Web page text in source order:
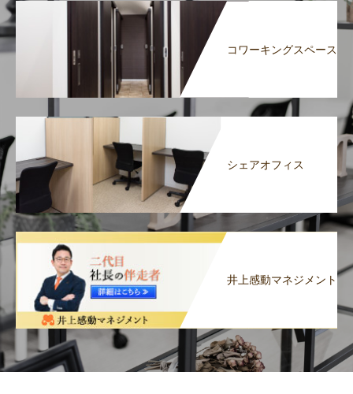
コワーキングスペース
シェアオフィス
井上感動マネジメント